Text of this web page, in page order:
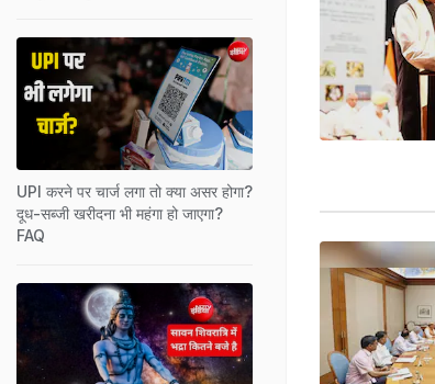
UPI करने पर चार्ज लगा तो क्या असर होगा?
दूध-सब्जी खरीदना भी महंगा हो जाएगा?
FAQ